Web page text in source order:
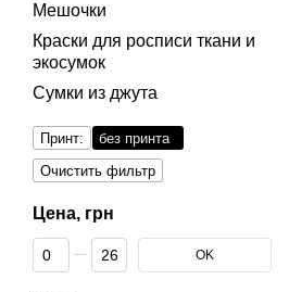
Мешочки
Краски для росписи ткани и
экосумок
Сумки из джута
Принт:
без принта
Очистить фильтр
Цена, грн
От Цена, грн
До Цена, грн OK